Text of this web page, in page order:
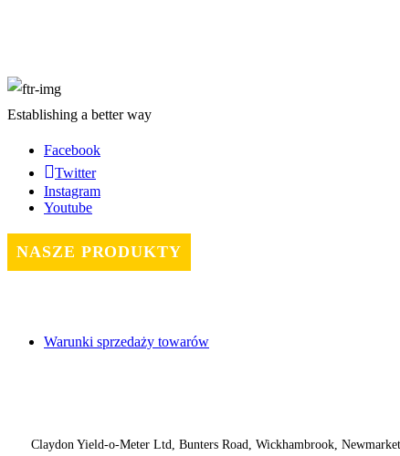
Establishing a better way
Facebook
Twitter
Instagram
Youtube
NASZE PRODUKTY
Warunki sprzedaży towarów
Claydon Yield-o-Meter Ltd, Bunters Road, Wickhambrook,